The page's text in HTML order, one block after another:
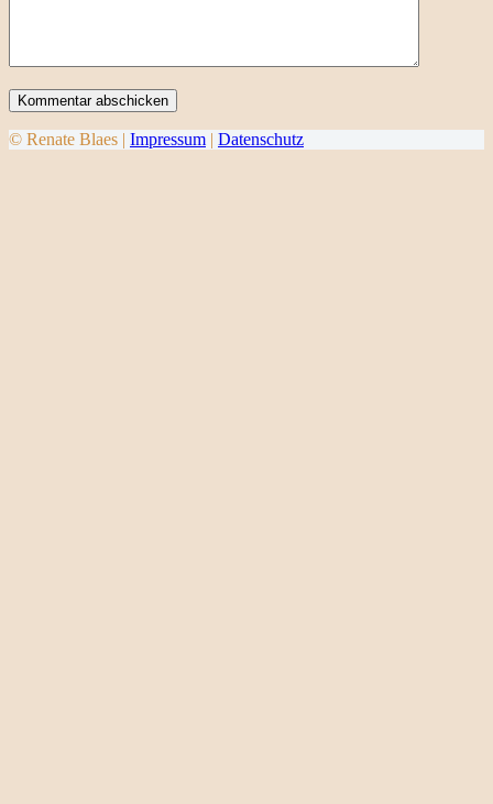
Kommentar abschicken
© Renate Blaes | Impressum | Datenschutz